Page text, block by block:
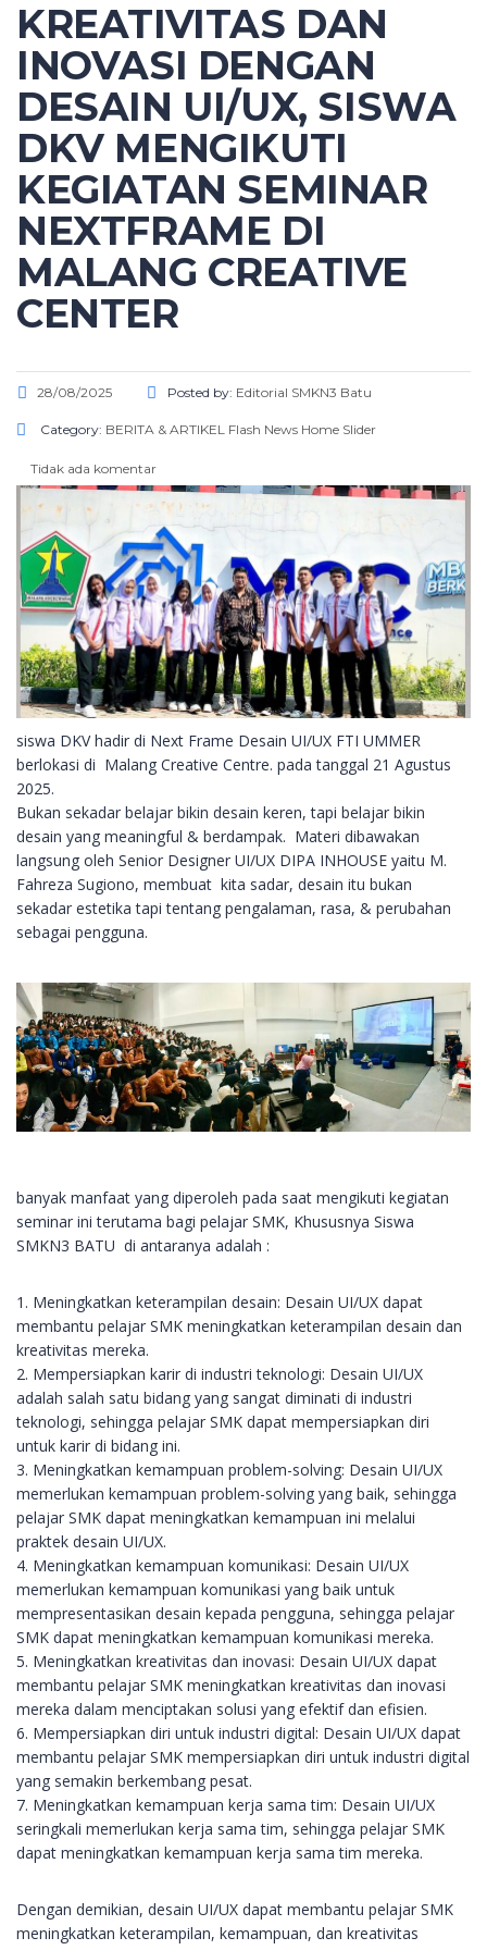
KREATIVITAS DAN
INOVASI DENGAN
DESAIN UI/UX, SISWA
DKV MENGIKUTI
KEGIATAN SEMINAR
NEXTFRAME DI
MALANG CREATIVE
CENTER
28/08/2025 Posted by: Editorial SMKN3 Batu
Category: BERITA & ARTIKEL Flash News Home Slider
Tidak ada komentar
siswa DKV hadir di Next Frame Desain UI/UX FTI UMMER
berlokasi di Malang Creative Centre. pada tanggal 21 Agustus
2025.
Bukan sekadar belajar bikin desain keren, tapi belajar bikin
desain yang meaningful & berdampak. Materi dibawakan
langsung oleh Senior Designer UI/UX DIPA INHOUSE yaitu M.
Fahreza Sugiono, membuat kita sadar, desain itu bukan
sekadar estetika tapi tentang pengalaman, rasa, & perubahan
sebagai pengguna.
banyak manfaat yang diperoleh pada saat mengikuti kegiatan
seminar ini terutama bagi pelajar SMK, Khususnya Siswa
SMKN3 BATU di antaranya adalah :
1. Meningkatkan keterampilan desain: Desain UI/UX dapat
membantu pelajar SMK meningkatkan keterampilan desain dan
kreativitas mereka.
2. Mempersiapkan karir di industri teknologi: Desain UI/UX
adalah salah satu bidang yang sangat diminati di industri
teknologi, sehingga pelajar SMK dapat mempersiapkan diri
untuk karir di bidang ini.
3. Meningkatkan kemampuan problem-solving: Desain UI/UX
memerlukan kemampuan problem-solving yang baik, sehingga
pelajar SMK dapat meningkatkan kemampuan ini melalui
praktek desain UI/UX.
4. Meningkatkan kemampuan komunikasi: Desain UI/UX
memerlukan kemampuan komunikasi yang baik untuk
mempresentasikan desain kepada pengguna, sehingga pelajar
SMK dapat meningkatkan kemampuan komunikasi mereka.
5. Meningkatkan kreativitas dan inovasi: Desain UI/UX dapat
membantu pelajar SMK meningkatkan kreativitas dan inovasi
mereka dalam menciptakan solusi yang efektif dan efisien.
6. Mempersiapkan diri untuk industri digital: Desain UI/UX dapat
membantu pelajar SMK mempersiapkan diri untuk industri digital
yang semakin berkembang pesat.
7. Meningkatkan kemampuan kerja sama tim: Desain UI/UX
seringkali memerlukan kerja sama tim, sehingga pelajar SMK
dapat meningkatkan kemampuan kerja sama tim mereka.
Dengan demikian, desain UI/UX dapat membantu pelajar SMK
meningkatkan keterampilan, kemampuan, dan kreativitas